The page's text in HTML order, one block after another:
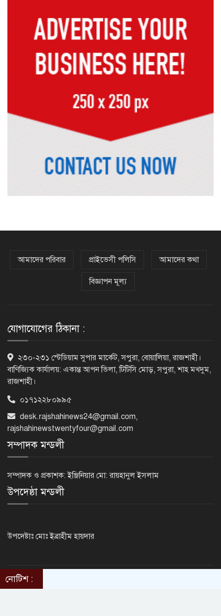
সিল্কসিটির এসি কামরায় ওঠায় বৃদ্ধাকে
মানববন্ধন
গ্রেফতার ১
র‌্যাবের অভিযানে ৪৩ লাখ টাকার বিদেশি
বাবুনগর মাদ্রাসায় প্রধানমন্ত্রী
প্রধানমন্ত্রীর
আগামী পাঁচদিনের আবহাওয়া : বাড়ছে বৃষ্টি
ও বজ্রপাতের প্রবণতা
প্রধানমন্ত্রী
মনোনয়নপত্র সংগ্রহ
আমাদের পরিবার প্রাইভেসী পলিসি আমাদের কথা
বিজ্ঞাপন মূল্য
যোগাযোগের ঠিকানা :
২৩০-২৩১ স্টেডিয়াম সুপার মার্কেট, সপুরা, বোয়ালিয়া, রাজশাহী।
বাণিজ্যিক কার্যালয়: একান্ত আপন ভিলা, টিটিসি মোড়, সপুরা, শাহ মখদুম,
রাজশাহী।
০১৭১২২৮০৯৯৫
desk.rajshahinews24@gmail.com,
rajshahinewstwentyfour@gmail.com
সম্পাদক মন্ডলী
সম্পাদক ও প্রকাশক: ইঞ্জিনিয়ার মো: রায়হানুল ইসলাম
উপদেষ্ঠা মন্ডলী
উপদেষ্টাঃ মোঃ ইব্রাহীম হায়দার
©2014 - 2024. RajshahiNews24.Com . All rights reserved.
নোটিশ :